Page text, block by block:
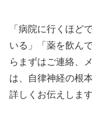
「病院に行くほど
いる」「薬を飲ん
らまずはご連絡、
は、自律神経の根
詳しくお伝えします